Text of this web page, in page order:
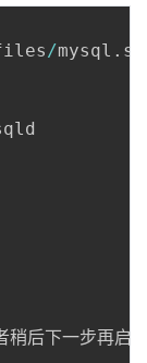
/mysql .
稍后下一步再启